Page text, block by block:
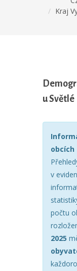
Kraj
u Světlé
obcích
v
počtu
2025